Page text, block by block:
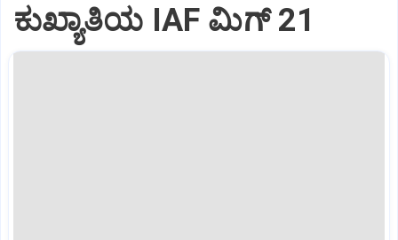
ಕುಖ್ಯಾತಿಯ IAF ಮಿಗ್‌ 21